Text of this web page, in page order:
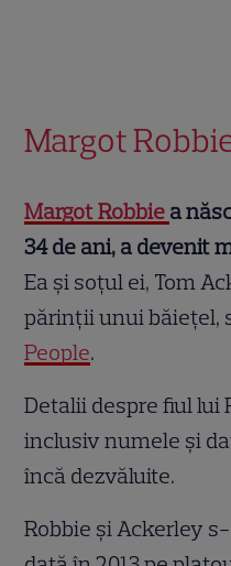
Margot
Margot Robbie a
34 de ani, a devenit
Ea și soțul ei, Tom
părinții unui băiețel,
People.
Detalii despre fiul lui
inclusiv numele și
încă dezvăluite.
Robbie și Ackerley